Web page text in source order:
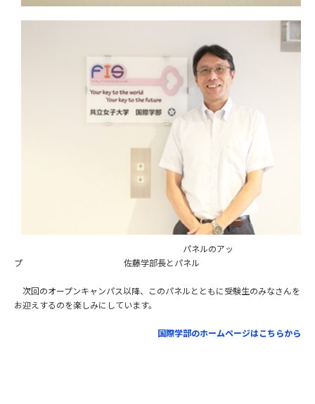
パネルのアッ
プ 佐藤学部長とパネル
次回のオープンキャンパス以降、このパネルとともに受験生のみなさんを
お迎えするのを楽しみにしています。
国際学部のホームページはこちらから